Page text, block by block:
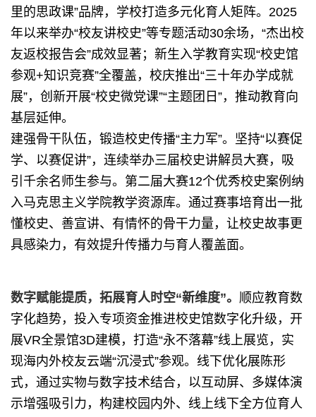
里的思政课”品牌，学校打造多元化育人矩阵。2025
年以来举办“校友讲校史”等专题活动30余场，“杰出校
友返校报告会”成效显著；新生入学教育实现“校史馆
参观+知识竞赛”全覆盖，校庆推出“三十年办学成就
展”，创新开展“校史微党课”“主题团日”，推动教育向
基层延伸。
建强骨干队伍，锻造校史传播“主力军”。坚持“以赛促
学、以赛促讲”，连续举办三届校史讲解员大赛，吸
引千余名师生参与。第二届大赛12个优秀校史案例纳
入马克思主义学院教学资源库。通过赛事培育出一批
懂校史、善宣讲、有情怀的骨干力量，让校史故事更
具感染力，有效提升传播力与育人覆盖面。
数字赋能提质，拓展育人时空“新维度”。 顺应教育数
字化趋势，投入专项资金推进校史馆数字化升级，开
展VR全景馆3D建模，打造“永不落幕”线上展览，实
现海内外校友云端“沉浸式”参观。线下优化展陈形
式，通过实物与数字技术结合，以互动屏、多媒体演
示增强吸引力，构建校园内外、线上线下全方位育人